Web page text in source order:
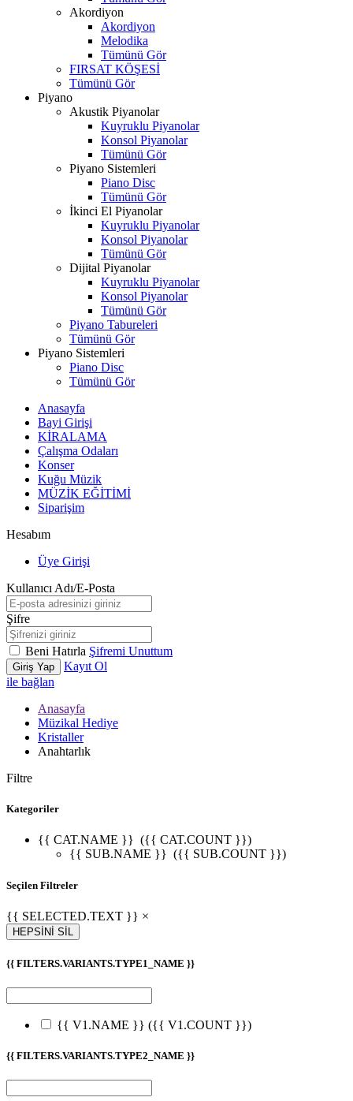
Akordiyon
Akordiyon
Melodika
Tümünü Gör
FIRSAT KÖŞESİ
Tümünü Gör
Piyano
Akustik Piyanolar
Kuyruklu Piyanolar
Konsol Piyanolar
Tümünü Gör
Piyano Sistemleri
Piano Disc
Tümünü Gör
İkinci El Piyanolar
Kuyruklu Piyanolar
Konsol Piyanolar
Tümünü Gör
Dijital Piyanolar
Kuyruklu Piyanolar
Konsol Piyanolar
Tümünü Gör
Piyano Tabureleri
Tümünü Gör
Piyano Sistemleri
Piano Disc
Tümünü Gör
Anasayfa
Bayi Girişi
KİRALAMA
Çalışma Odaları
Konser
Kuğu Müzik
MÜZİK EĞİTİMİ
Siparişim
Hesabım
Üye Girişi
Kullanıcı Adı/E-Posta
Şifre
Beni Hatırla Şifremi Unuttum
Giriş Yap
Kayıt Ol
ile bağlan
Anasayfa
Müzikal Hediye
Kristaller
Anahtarlık
Filtre
Kategoriler
{{ CAT.NAME }} ({{ CAT.COUNT }})
{{ SUB.NAME }} ({{ SUB.COUNT }})
Seçilen Filtreler
{{ SELECTED.TEXT }} ×
HEPSİNİ SİL
{{ FILTERS.VARIANTS.TYPE1_NAME }}
{{ V1.NAME }} ({{ V1.COUNT }})
{{ FILTERS.VARIANTS.TYPE2_NAME }}